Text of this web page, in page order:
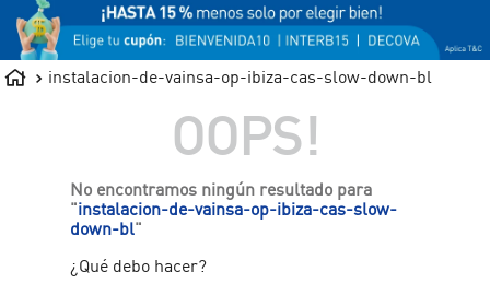
instalacion-de-vainsa-op-ibiza-cas-slow-down-bl
OOPS!
No encontramos ningún resultado para
"instalacion-de-vainsa-op-ibiza-cas-slow-
down-bl"
¿Qué debo hacer?